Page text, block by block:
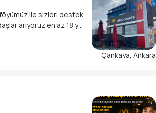
çalışmak,
Çankaya, Ankara
ile sizleri destek
arıyoruz en az 18 ya